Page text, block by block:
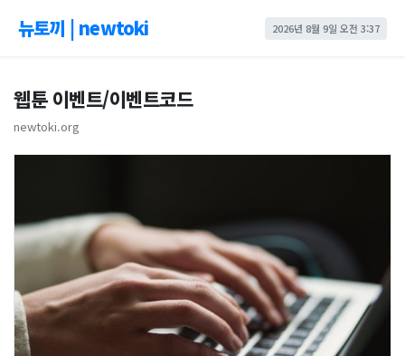
뉴토끼 | newtoki 2026년 8월 9일 오전 3:37
웹툰 이벤트/이벤트코드
newtoki.org